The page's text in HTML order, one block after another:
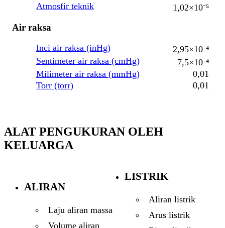
Atmosfir teknik
1,02×10⁻⁵
Air raksa
Inci air raksa (inHg)
2,95×10⁻⁴
Sentimeter air raksa (cmHg)
7,5×10⁻⁴
Milimeter air raksa (mmHg)
0,01
Torr (torr)
0,01
ALAT PENGUKURAN OLEH
KELUARGA
ALIRAN
Laju aliran massa
Volume aliran
LISTRIK
Aliran listrik
Arus listrik